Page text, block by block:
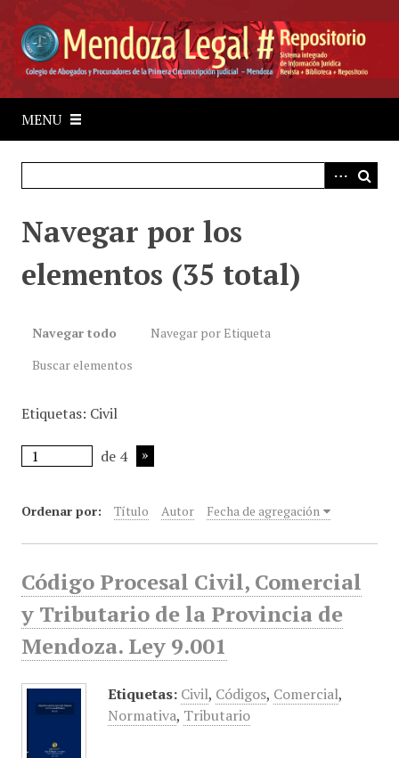
a
a
MENU
Navegar por los
elementos (35 total)
Navegar todo
Navegar por Etiqueta
Buscar elementos
Etiquetas: Civil
de 4
Ordenar por: Título Autor Fecha de agregación
Código Procesal Civil, Comercial
y Tributario de la Provincia de
Mendoza. Ley 9.001
Etiquetas: Civil, Códigos, Comercial,
Normativa, Tributario